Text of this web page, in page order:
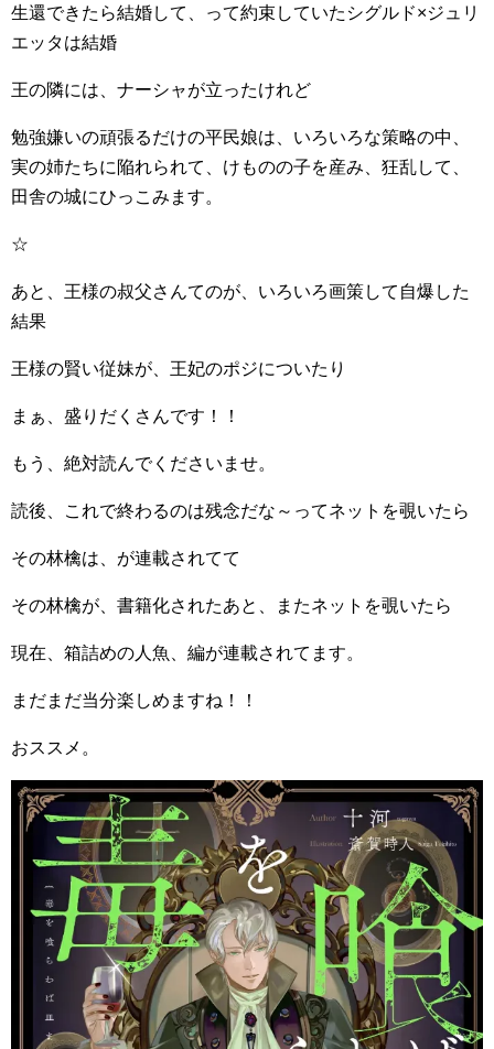
生還できたら結婚して、って約束していたシグルド×ジュリ
エッタは結婚
王の隣には、ナーシャが立ったけれど
勉強嫌いの頑張るだけの平民娘は、いろいろな策略の中、
実の姉たちに陥れられて、けものの子を産み、狂乱して、
田舎の城にひっこみます。
☆
あと、王様の叔父さんてのが、いろいろ画策して自爆した
結果
王様の賢い従妹が、王妃のポジについたり
まぁ、盛りだくさんです！！
もう、絶対読んでくださいませ。
読後、これで終わるのは残念だな～ってネットを覗いたら
その林檎は、が連載されてて
その林檎が、書籍化されたあと、またネットを覗いたら
現在、箱詰めの人魚、編が連載されてます。
まだまだ当分楽しめますね！！
おススメ。